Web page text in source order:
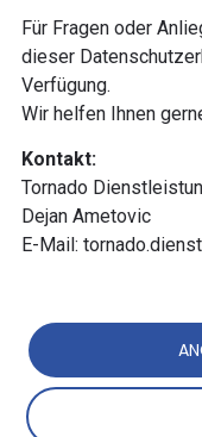
Für Fragen oder
dieser
Verfügung.
Wir helfen Ihnen
Kontakt:
Tornado
Dejan Ametovic
E-Mail: